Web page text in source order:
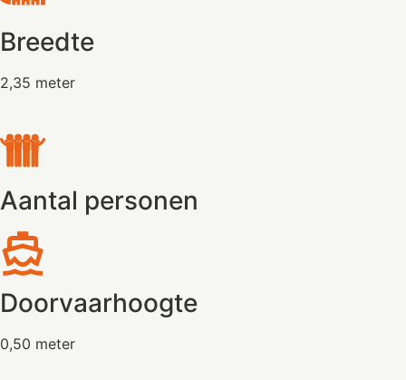
Breedte
2,35 meter
Aantal personen
Doorvaarhoogte
0,50 meter